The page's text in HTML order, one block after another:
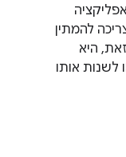
להמתין
היא
לשנות אותו